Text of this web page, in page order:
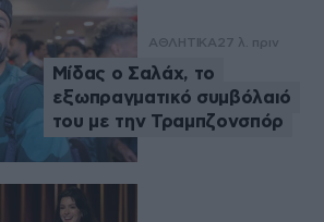
ΑΘΛΗΤΙΚΑ27 λ. πριν
Μίδας ο Σαλάχ, το
εξωπραγματικό συμβόλαιό
του με την Τραμπζονσπόρ